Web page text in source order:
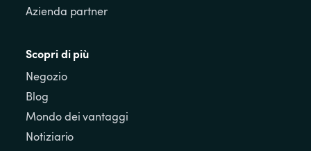
Azienda partner
Scopri di più
Negozio
Blog
Mondo dei vantaggi
Notiziario